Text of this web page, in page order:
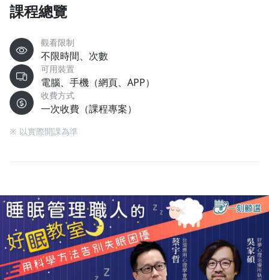
課程總覽
觀看限制
不限時間、次數
可用裝置
電腦、手機（網頁、APP）
收費方式
一次收費（課程專案）
※ 以實際開課為準